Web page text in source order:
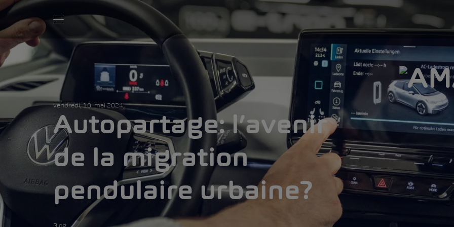
vendredi, 10. mai 2024
Autopartage: l’avenir
de la migration
pendulaire urbaine?
Blog